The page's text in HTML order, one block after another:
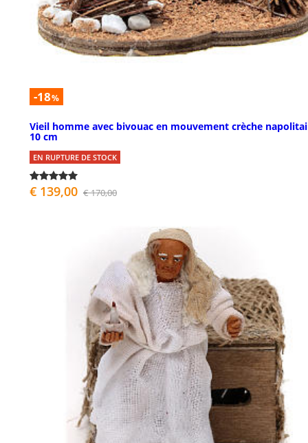
-18%
Vieil homme avec bivouac en mouvement crèche
10 cm
EN RUPTURE DE STOCK
€ 139,00 € 170,00